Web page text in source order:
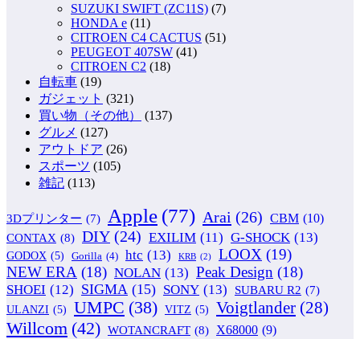
SUZUKI SWIFT (ZC11S) (7)
HONDA e (11)
CITROEN C4 CACTUS (51)
PEUGEOT 407SW (41)
CITROEN C2 (18)
自転車 (19)
ガジェット (321)
買い物（その他）
(137)
グルメ (127)
アウトドア (26)
スポーツ (105)
雑記 (113)
3Dプリンター (7) Apple (77) Arai (26) CBM (10)
CONTAX (8) DIY (24) EXILIM (11) G-SHOCK (13)
GODOX (5) Gorilla (4) htc (13) KRB (2) LOOX (19)
NEW ERA (18) NOLAN (13) Peak Design (18)
SHOEI (12) SIGMA (15) SONY (13) SUBARU R2 (7)
ULANZI (5) UMPC (38) VITZ (5) Voigtlander (28)
Willcom (42) WOTANCRAFT (8) X68000 (9)